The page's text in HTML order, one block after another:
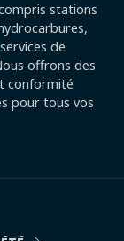
stations
de
offrons des
conformité
pour tous vos